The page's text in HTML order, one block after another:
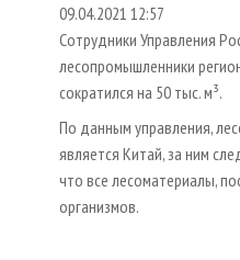
09.04.2021 12:57
Сотрудники Управления
лесопромышленники
сократился на 50 тыс. м³.
По данным управления,
является Китай, за ним
что все лесоматериалы,
организмов.